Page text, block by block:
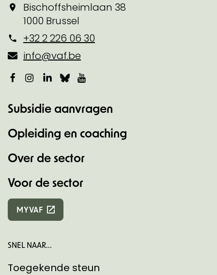
Bischoffsheimlaan 38
1000 Brussel
+32 2 226 06 30
info@vaf.be
Facebook
Instagram
LinkedIn
Bluesky
Subsidie aanvragen
Opleiding en coaching
Over de sector
Voor de sector
MYVAF
SNEL NAAR...
Toegekende steun